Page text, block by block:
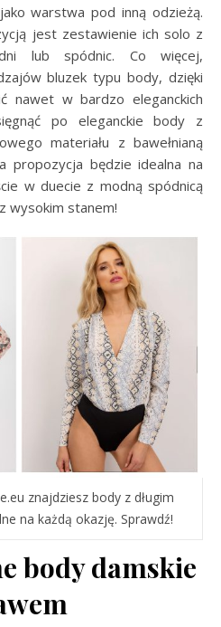
warstwa pod inną odzieżą.
jest zestawienie ich solo z
lub spódnic. Co więcej,
bluzek typu body, dzięki
nawet w bardzo eleganckich
po eleganckie body z
materiału z bawełnianą
propozycja będzie idealna na
w duecie z modną spódnicą
wysokim stanem!
znajdziesz body z długim
na każdą okazję. Sprawdź!
body damskie